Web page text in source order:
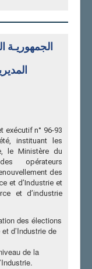
comporte un
commerçant, la
par tout
d''images, au
sur le
informations
du centre
du Commerce
pas l''extrait
« RCE
Centre National
des 48 wilaya,
du code
informe
détérioration du
الجمهوريـة
n° 96-93
instituant les
le Ministère du
opérateurs
des
et d’Industrie et
et d’industrie
des élections
d’Industrie de
de la